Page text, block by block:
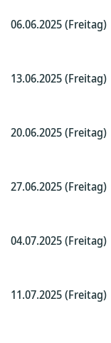
06.06.2025 (Freitag)
13.06.2025 (Freitag)
20.06.2025 (Freitag)
27.06.2025 (Freitag)
04.07.2025 (Freitag)
11.07.2025 (Freitag)